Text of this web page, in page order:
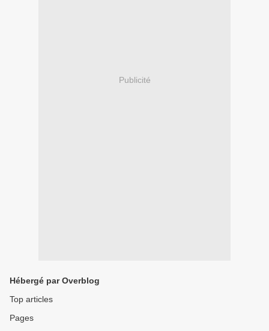
Publicité
Hébergé par Overblog
Top articles
Pages